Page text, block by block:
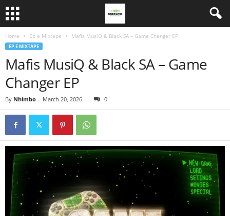
Home Ep e Mixtape Mafis MusiQ & Black SA – Game Changer EP
EP E MIXTAPE
Mafis MusiQ & Black SA – Game
Changer EP
By Nhimbo - March 20, 2026 0